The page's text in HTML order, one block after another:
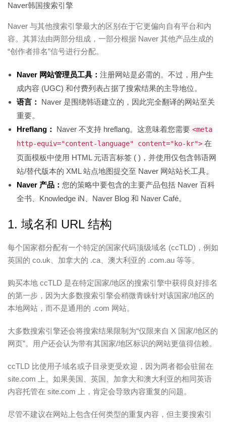
Naver韩国搜索引擎
Naver 与其他搜索引擎最大的区别在于它更偏向自有平台和内
容。其算法由两部分组成，一部分根据 Naver 其他产品生成的
“创作者排名”信号进行分配。
Naver 网站管理员工具： 注册网站是必需的。不过，用户生
成内容 (UGC) 和付费列表占据了搜索结果的主导地位。
语言：
Naver 是围绕韩语建立的，因此完全翻译的网站至关
重要。
Hreflang：
Naver 不支持 hreflang。这意味着您需要 <meta
http-equiv="content-language" content="ko-kr"> 在
页面模板中使用 HTML 元语言标签 ( )，并使用仅包含韩语网
站/替代版本的 XML 站点地图提交至 Naver 网站站长工具。
Naver 产品： 您的策略中要包含的主要产品包括 Naver 百科
全书、Knowledge iN、Naver Blog 和 Naver Café。
1. 域名和 URL 结构
每个国家都分配有一个特定的国家代码顶级域名 (ccTLD)，例如
英国的 co.uk、加拿大的 .ca、澳大利亚的 .com.au 等等。
购买本地 ccTLD 是在特定国家/地区的搜索引擎中获得良好排名
的第一步，因为大多数搜索引擎会稍微青睐针对该国家/地区的
本地网站，而不是通用的 .com 网站。
大多数搜索引擎还会将搜索结果限制为“仅限来自 X 国家/地区的
网页”。用户还会认为带有其国家/地区标识的网站更值得信赖。
ccTLD 比使用子域名或子目录更受欢迎，因为两者都会驻留在
site.com 上。如果美国、英国、加拿大和澳大利亚的相同英语
内容托管在 site.com 上，肯定会导致内容重复的问题。
尽管不建议在网站上包含任何类型的重复内容，但主要搜索引